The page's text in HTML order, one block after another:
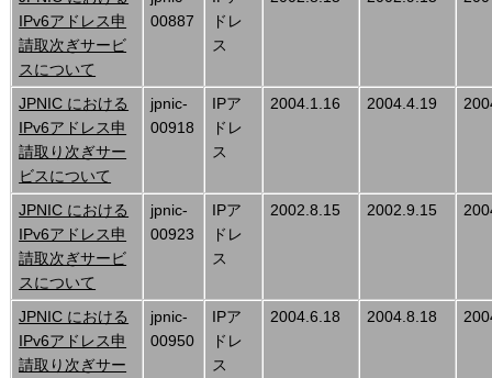
IPv6アドレス申
請取次ぎサービ
スについて
00887
ドレ
ス
JPNIC における
IPv6アドレス申
請取り次ぎサー
ビスについて
jpnic-
00918
IPア
ドレ
ス
2004.1.16 2004.4.19
JPNIC における
IPv6アドレス申
請取次ぎサービ
スについて
jpnic-
00923
IPア
ドレ
ス
2002.8.15 2002.9.15
JPNIC における
IPv6アドレス申
請取り次ぎサー
jpnic-
00950
IPア
ドレ
ス
2004.6.18 2004.8.18